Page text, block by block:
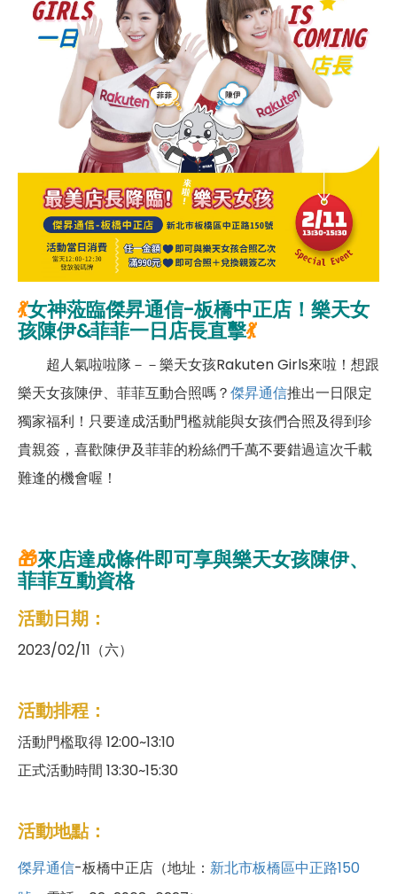
💃女神蒞臨傑昇通信-板橋中正店！樂天女
孩陳伊&菲菲一日店長直擊💃
超人氣啦啦隊－－樂天女孩Rakuten Girls來啦！想跟
樂天女孩陳伊、菲菲互動合照嗎？傑昇通信推出一日限定
獨家福利！只要達成活動門檻就能與女孩們合照及得到珍
貴親簽，喜歡陳伊及菲菲的粉絲們千萬不要錯過這次千載
難逢的機會喔！
🎁來店達成條件即可享與樂天女孩陳伊、
菲菲互動資格
活動日期：
2023/02/11（六）
活動排程：
活動門檻取得 12:00~13:10
正式活動時間 13:30~15:30
活動地點：
傑昇通信-板橋中正店（地址： 新北市板橋區中正路150